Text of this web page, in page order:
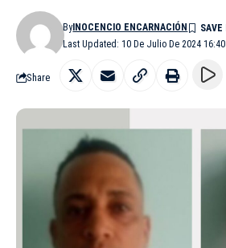
Last Updated: 10 De Julio De 2024 16:40
ByINOCENCIO ENCARNACIÓN
Share